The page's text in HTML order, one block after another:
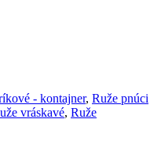
- kontajner, Ruže pnúci
vráskavé, Ruže